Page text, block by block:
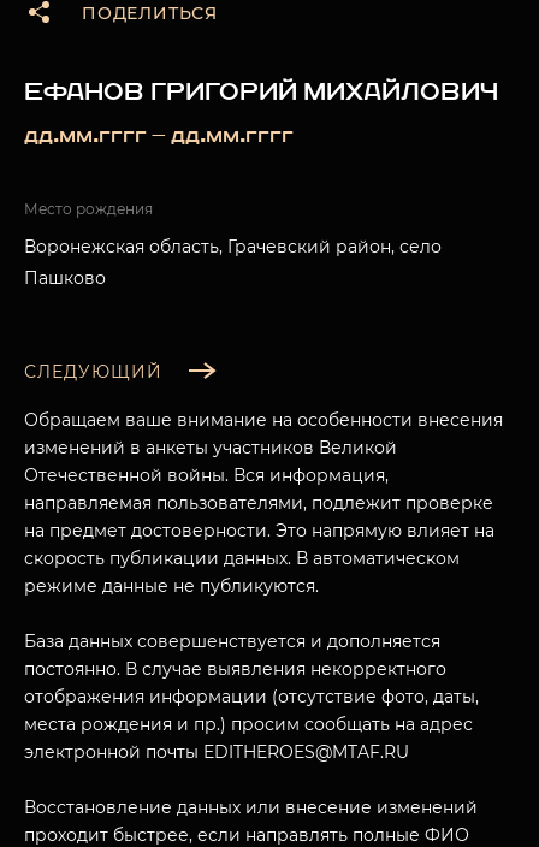
ПОДЕЛИТЬСЯ
ЕФАНОВ ГРИГОРИЙ МИХАЙЛОВИЧ
дд.мм.гггг — дд.мм.гггг
Место рождения
Воронежская область, Грачевский район, село
Пашково
СЛЕДУЮЩИЙ
Обращаем ваше внимание на особенности внесения
изменений в анкеты участников Великой
Отечественной войны. Вся информация,
направляемая пользователями, подлежит проверке
на предмет достоверности. Это напрямую влияет на
скорость публикации данных. В автоматическом
режиме данные не публикуются.
База данных совершенствуется и дополняется
постоянно. В случае выявления некорректного
отображения информации (отсутствие фото, даты,
места рождения и пр.) просим сообщать на адрес
электронной почты EDITHEROES@MTAF.RU
Восстановление данных или внесение изменений
проходит быстрее, если направлять полные ФИО